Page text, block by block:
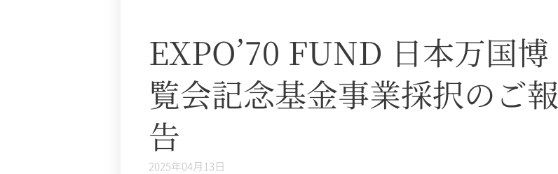
EXPO’70 FUND 日本万国博
覧会記念基金事業採択のご報
告
2025年04月13日